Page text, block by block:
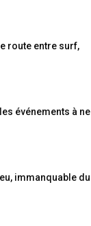
route entre surf,
événements à ne
immanquable du